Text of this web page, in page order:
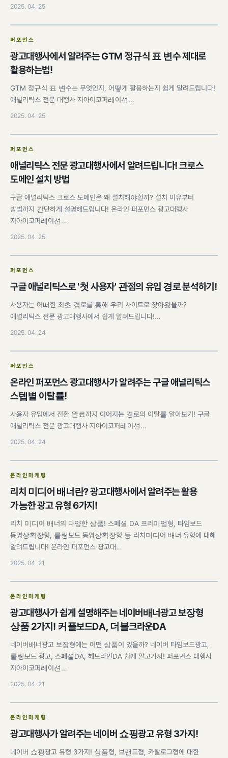
2025. 04. 25
퍼포먼스
광고대행사에서 알려주는 GTM 정규식 표 변수 제대로
활용하는법!
GTM 정규식 표 변수는 무엇인지, 어떻게 활용하는지 쉽게 알려드립니다!
애널리틱스 전문 대행사 지아이코퍼레이션…
2025. 04. 25
퍼포먼스
애널리틱스 전문 광고대행사에서 알려드립니다! 크로스
도메인 설치 방법
구글 애널리틱스 크로스 도메인은 왜 설치해야할까? 설치 이유부터
방법까지 간단하게 설명해드립니다! 온라인 퍼포먼스 광고대행사
지아이코퍼레이션…
2025. 04. 25
퍼포먼스
구글 애널리틱스로 '첫 사용자' 관점의 유입 경로 분석하기!
사용자는 어떠한 최초 경로를 통해 우리 사이트로 찾아왔을까?
애널리틱스 전문 광고대행사에서 쉽게 알려드립니다!…
2025. 04. 24
퍼포먼스
온라인 퍼포먼스 광고대행사가 알려주는 구글 애널리틱스
스텝별 이탈률!
사용자 유입에서 전환 완료까지 이어지는 경로의 이탈률 알아보기! 구글
애널리틱스 전문 광고대행사 지아이코퍼레이션…
2025. 04. 24
온라인마케팅
리치 미디어 배너란? 광고대행사에서 알려주는 활용
가능한 광고 유형 6가지!
리치 미디어 배너의 다양한 상품! 스페셜 DA 프리미엄형, 타임보드
동영상확장형, 롤링보드 동영상확장형 등 리치미디어 배너 유형에 대해
알려드립니다! 온라인 퍼포먼스 광고대…
2025. 04. 21
온라인마케팅
광고대행사가 쉽게 설명해주는 네이버배너광고 보장형
상품 2가지! 커플보드DA, 더블크라운DA
네이버배너광고 보장형에는 어떤 상품이 있을까? 네이버 타임보드광고,
롤링보드 광고, 스페셜DA, 헤드라인DA 쉽게 알고가자! 퍼포먼스 대행사
지아이코퍼레이션…
2025. 04. 21
온라인마케팅
광고대행사가 알려주는 네이버 쇼핑광고 유형 3가지!
네이버 쇼핑광고 유형 3가지! 상품형, 브랜드형, 카탈로그형에 대한